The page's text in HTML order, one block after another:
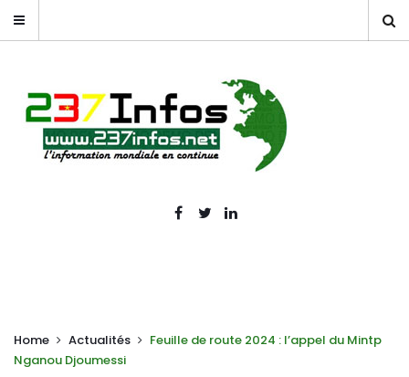
Home Actualités
Feuille de route 2024 : l’appel du Mintp
Nganou Djoumessi